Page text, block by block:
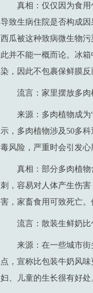
真相：仅仅因为食
导致生病住院是否构成
西瓜被这种致病微生物
此并不能一概而论。冰
染，因此不包裹保鲜膜反
流言：家里摆放多
来源：多肉植物成
示，多肉植物涉及50多
毒风险，严重时会引发心
真相：部分多肉植
刺，容易对人体产生伤
害，家畜食用可致死亡
流言：散装生鲜奶
来源：在一些城市
点，宣称比包装牛奶风
妇、儿童的生长很有好处